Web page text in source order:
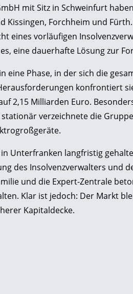
mit Sitz in Schweinfurt
Kissingen, Forchheim und
eines vorläufigen
eine dauerhafte Lösung zur
eine Phase, in der sich die
konfrontiert
2,15 Milliarden Euro.
verzeichnete die
Unterfranken langfristig
des Insolvenzverwalters und
und die Expert-Zentrale
Klar ist jedoch: Der Markt
Kapitaldecke.